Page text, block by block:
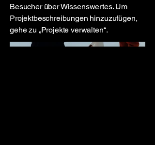
Besucher über Wissenswertes. Um
Projektbeschreibungen hinzuzufügen,
gehe zu „Projekte verwalten“.